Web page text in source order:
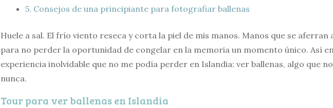
5. Consejos de una principiante para fotografiar ballenas
Huele a sal. El frío viento reseca y corta la piel de mis manos. Manos que se aferran
para no perder la oportunidad de congelar en la memoria un momento único. Así
experiencia inolvidable que no me podía perder en Islandia: ver ballenas, algo que
nunca.
Tour para ver ballenas en Islandia